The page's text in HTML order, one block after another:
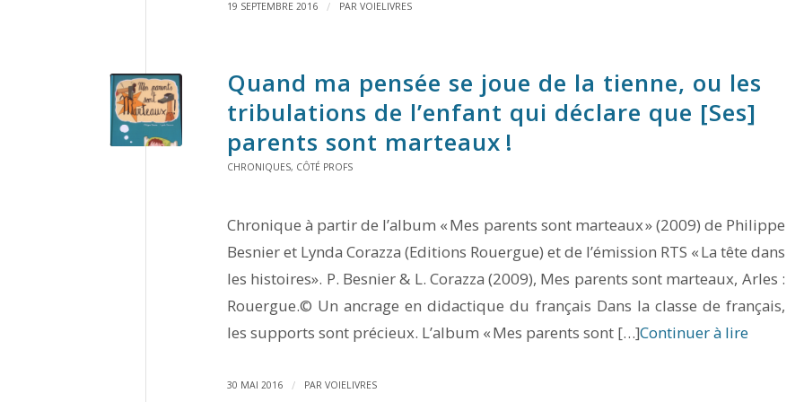
19 SEPTEMBRE 2016 / PAR VOIELIVRES
Quand ma pensée se joue de la tienne, ou les
tribulations de l’enfant qui déclare que [Ses]
parents sont marteaux !
CHRONIQUES, CÔTÉ PROFS
Chronique à partir de l’album « Mes parents sont marteaux » (2009) de Philippe
Besnier et Lynda Corazza (Editions Rouergue) et de l’émission RTS « La tête dans
les histoires». P. Besnier & L. Corazza (2009), Mes parents sont marteaux, Arles :
Rouergue.© Un ancrage en didactique du français Dans la classe de français,
les supports sont précieux. L’album « Mes parents sont […]Continuer à lire
30 MAI 2016 / PAR VOIELIVRES